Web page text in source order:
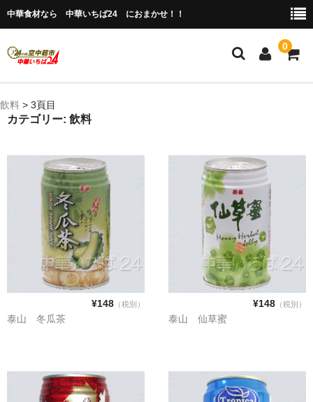
中華食材なら 中華いちば24 におまかせ！！
0
ホーム
人気のアイテム
商品ジャンル別
冷凍 肉類＆点心
冷蔵 惣菜＆食品
調味料
穀物類
飲料 > 3頁目
カテゴリー: 飲料
¥148（税別）
泰山 冬瓜茶
¥148（税別）
泰山 仙草蜜